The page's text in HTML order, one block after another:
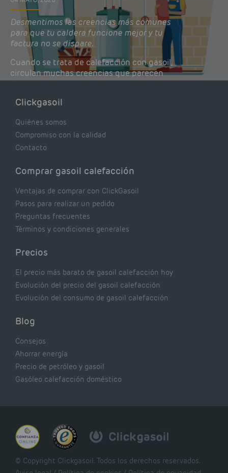
Desmentimos las creencias más comunes
para que tu caldera funcione mejor y tu
factura no se dispare.
Cuando se trata de calefacción con gasoil,
circulan muchas creencias que parecen
lógicas pero que, en realidad, pueden estar
de tu caldera. Pocas se contrastan con lo que
Clickgasoil
Quiénes somos
Compromiso con la calidad
Contacto
Comprar gasoil calefacción
Ventajas de comprar con ClickGasoil
Pasos para realizar un pedido
Preguntas frecuentes
Términos y condiciones generales
Precios
El precio más barato de gasoil calefacción hoy
Evolución del precio del gasoil calefacción
Evolución del consumo de gasoil calefacción
Blog
Consejos
Ahorrar energía
Precio de petróleo y gasoil
Gasóleo calefacción doméstico
© Copyright Clickgasoil. Todos los derechos reservados.